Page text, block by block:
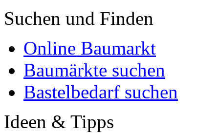
Suchen und Finden
Online Baumarkt
Baumärkte suchen
Bastelbedarf suchen
Ideen & Tipps